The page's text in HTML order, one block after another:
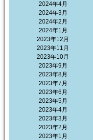
2024年4月
2024年3月
2024年2月
2024年1月
2023年12月
2023年11月
2023年10月
2023年9月
2023年8月
2023年7月
2023年6月
2023年5月
2023年4月
2023年3月
2023年2月
2023年1月